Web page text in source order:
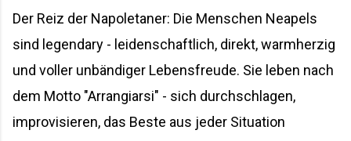
Der Reiz der Napoletaner: Die Menschen Neapels
sind legendary - leidenschaftlich, direkt, warmherzig
und voller unbändiger Lebensfreude. Sie leben nach
dem Motto "Arrangiarsi" - sich durchschlagen,
improvisieren, das Beste aus jeder Situation